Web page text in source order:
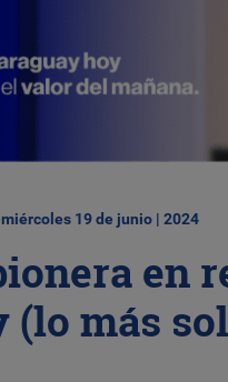
miércoles 19 de junio | 2024
en
(lo más